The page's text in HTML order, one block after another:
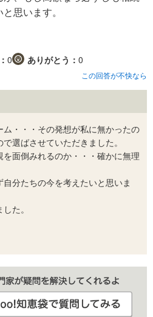
思います。
0 ありがとう： 0
この回答が不快なら
・・・その発想が私に無かったの
選ばさせていただきました。
面倒みれるのか・・・確かに無理
分たちの今を考えたいと思いま
た。